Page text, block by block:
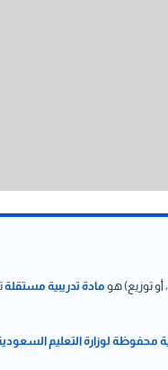
أو توزيع) هو مادة تدريبية مستقلة
محفوظة لوزارة التعليم